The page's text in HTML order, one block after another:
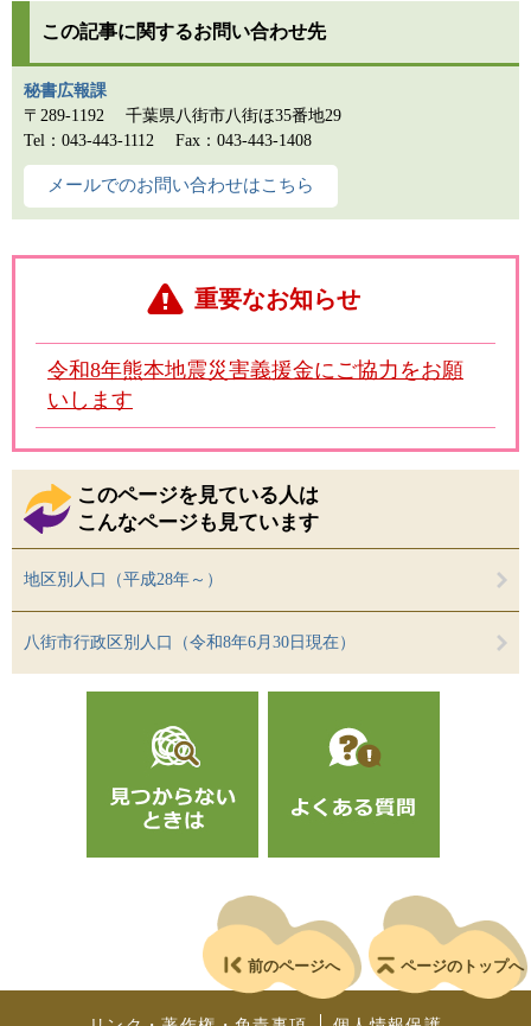
この記事に関するお問い合わせ先
秘書広報課
〒289-1192
千葉県八街市八街ほ35番地29
Tel：043-443-1112
Fax：043-443-1408
メールでのお問い合わせはこちら
重要なお知らせ
令和8年熊本地震災害義援金にご協力をお願
いします
このページを見ている人は
こんなページも見ています
地区別人口（平成28年～）
八街市行政区別人口（令和8年6月30日現在）
前のページへ ページのトップへ